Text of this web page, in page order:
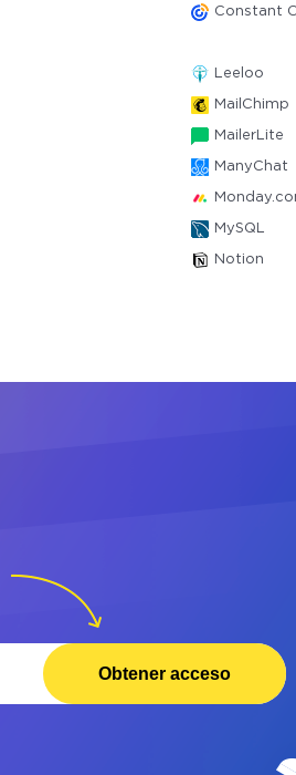
Constant
Leeloo
MailChimp
MailerLite
ManyChat
MySQL
Notion
Obtener acceso